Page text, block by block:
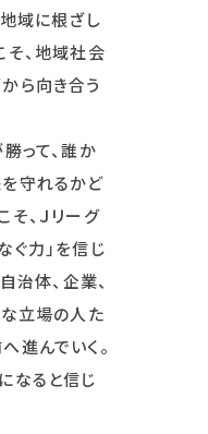
域に根ざし
そ、地域社会
ら向き合う
って、誰か
守れるかど
、Ｊリーグ
ぐ力」を信じ
治体、企業、
な立場の人た
進んでいく。
なると信じ